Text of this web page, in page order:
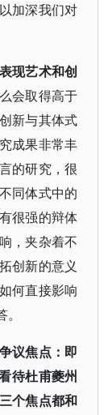
加深我们对
现艺术和创
会取得高于
新与其体式
成果非常丰
的研究，很
同体式中的
很强的辩体
，夹杂着不
创新的意义
何直接影响
议焦点：即
待杜甫夔州
个焦点都和